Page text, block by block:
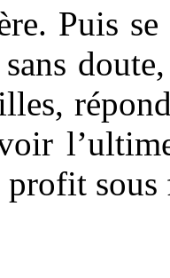
Puis
sans
sous